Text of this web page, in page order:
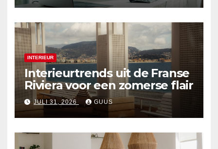
INTERIEUR
Interieurtrends uit de Franse
Riviera voor een zomerse flair
JULI 31, 2026 GUUS